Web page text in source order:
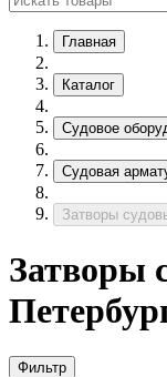
Главная
Каталог
Судовое
Судовая
Затворы
Затворы
Фильтр